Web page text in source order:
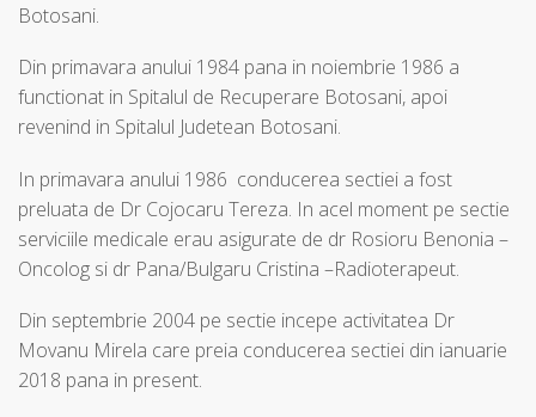
Botosani.
Din primavara anului 1984 pana in noiembrie 1986 a
functionat in Spitalul de Recuperare Botosani, apoi
revenind in Spitalul Judetean Botosani.
In primavara anului 1986 conducerea sectiei a fost
preluata de Dr Cojocaru Tereza. In acel moment pe sectie
serviciile medicale erau asigurate de dr Rosioru Benonia –
Oncolog si dr Pana/Bulgaru Cristina –Radioterapeut.
Din septembrie 2004 pe sectie incepe activitatea Dr
Movanu Mirela care preia conducerea sectiei din ianuarie
2018 pana in present.